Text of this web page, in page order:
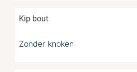
Kip bout
Zonder knoken